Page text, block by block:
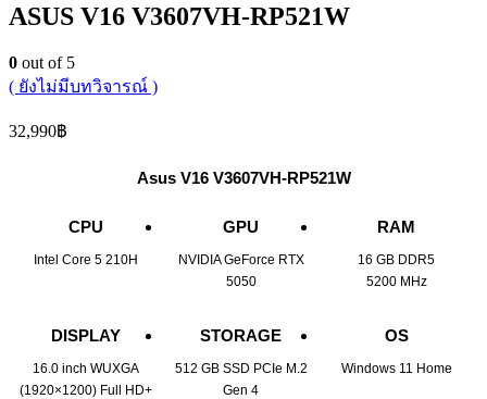
ASUS V16 V3607VH-RP521W
0 out of 5
( ยังไม่มีบทวิจารณ์ )
32,990฿
Asus V16 V3607VH-RP521W
CPU
Intel Core 5 210H
GPU
NVIDIA GeForce RTX
5050
RAM
16 GB DDR5
5200 MHz
DISPLAY
16.0 inch WUXGA
(1920×1200) Full HD+
STORAGE
512 GB SSD PCIe M.2
Gen 4
OS
Windows 11 Home